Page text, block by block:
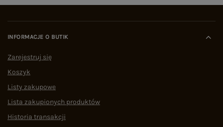
INFORMACJE O BUTIK
Zarejestruj się
Koszyk
Listy zakupowe
Lista zakupionych produktów
Historia transakcji